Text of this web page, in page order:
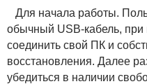
Для начала работы.
обычный USB-кабель, при
соединить свой ПК и
восстановления. Далее
убедиться в наличии